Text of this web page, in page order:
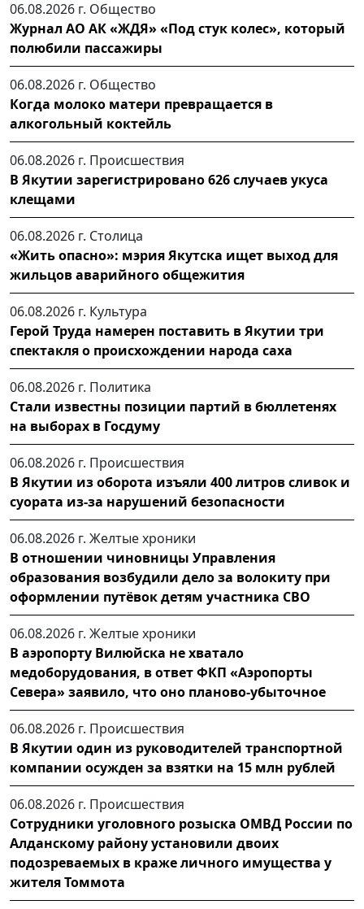
06.08.2026 г. Общество
Журнал АО АК «ЖДЯ» «Под стук колес», который
полюбили пассажиры
06.08.2026 г. Общество
Когда молоко матери превращается в
алкогольный коктейль
06.08.2026 г. Происшествия
В Якутии зарегистрировано 626 случаев укуса
клещами
06.08.2026 г. Столица
«Жить опасно»: мэрия Якутска ищет выход для
жильцов аварийного общежития
06.08.2026 г. Культура
Герой Труда намерен поставить в Якутии три
спектакля о происхождении народа саха
06.08.2026 г. Политика
Стали известны позиции партий в бюллетенях
на выборах в Госдуму
06.08.2026 г. Происшествия
В Якутии из оборота изъяли 400 литров сливок и
суората из-за нарушений безопасности
06.08.2026 г. Желтые хроники
В отношении чиновницы Управления
образования возбудили дело за волокиту при
оформлении путёвок детям участника СВО
06.08.2026 г. Желтые хроники
В аэропорту Вилюйска не хватало
медоборудования, в ответ ФКП «Аэропорты
Севера» заявило, что оно планово-убыточное
06.08.2026 г. Происшествия
В Якутии один из руководителей транспортной
компании осужден за взятки на 15 млн рублей
06.08.2026 г. Происшествия
Сотрудники уголовного розыска ОМВД России по
Алданскому району установили двоих
подозреваемых в краже личного имущества у
жителя Томмота